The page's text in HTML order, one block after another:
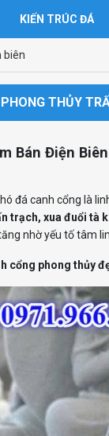
KIẾN TRÚC ĐÁ
biên
THỦY
Bán Điện
đá canh cổng là
trạch, xua đuổi tà
nhờ yếu tố tâm
cổng phong thủy